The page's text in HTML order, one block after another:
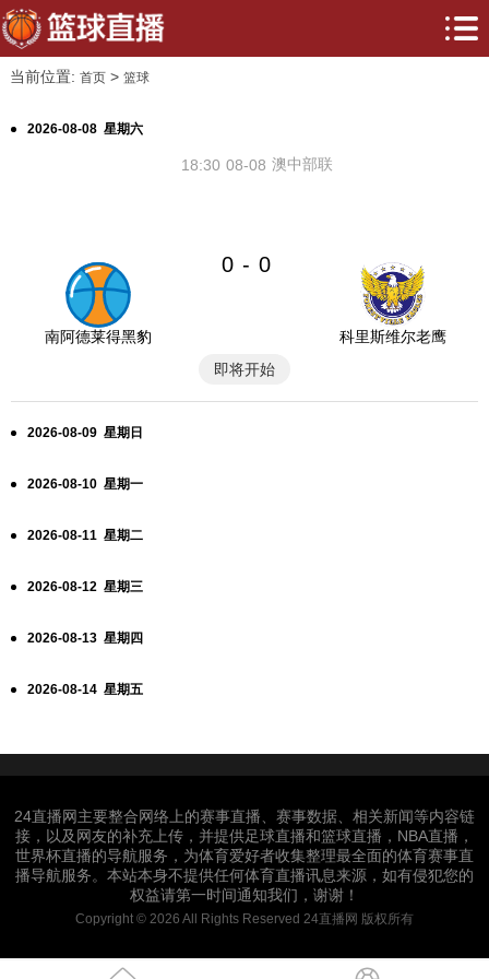
当前位置: 首页> 篮球
2026-08-08 星期六
08-08
18:30 澳中部联
南阿德莱得黑豹
0 - 0
科里斯维尔老鹰
即将开始
2026-08-09 星期日
2026-08-10 星期一
2026-08-11 星期二
2026-08-12 星期三
2026-08-13 星期四
2026-08-14 星期五
24直播网主要整合网络上的赛事直播、赛事数据、相关新闻等内容链
接，以及网友的补充上传，并提供足球直播和篮球直播，NBA直播，
世界杯直播的导航服务，为体育爱好者收集整理最全面的体育赛事直
播导航服务。本站本身不提供任何体育直播讯息来源，如有侵犯您的
权益请第一时间通知我们，谢谢！
Copyright © 2026 All Rights Reserved 24直播网 版权所有